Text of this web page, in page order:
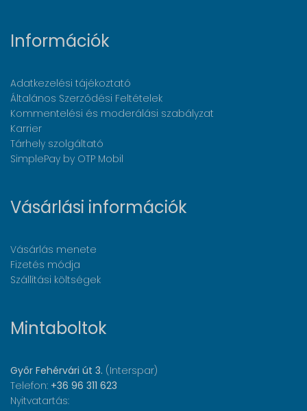
Információk
Adatkezelési tájékoztató
Általános Szerződési Feltételek
Kommentelési és moderálási szabályzat
Karrier
Tárhely szolgáltató
SimplePay by OTP Mobil
Vásárlási információk
Vásárlás menete
Fizetés módja
Szállítási költségek
Mintaboltok
Győr Fehérvári út 3. (Interspar)
Telefon: +36 96 311 623
Nyitvatartás: